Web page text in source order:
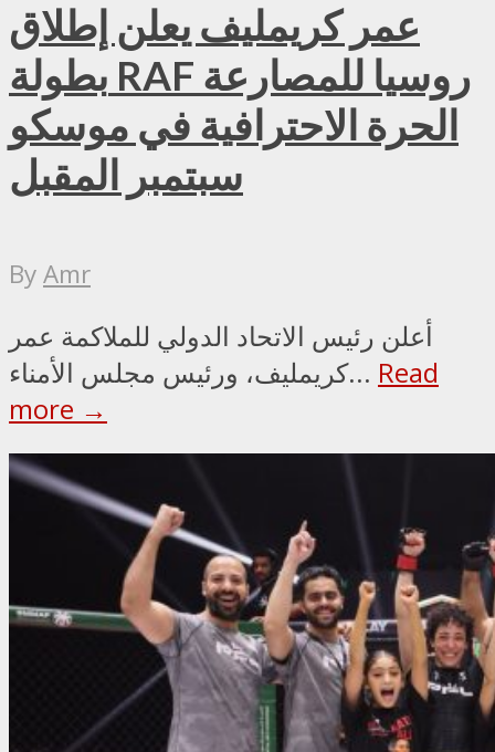
عمر كريمليف يعلن إطلاق
بطولة RAF روسيا للمصارعة
الحرة الاحترافية في موسكو
سبتمبر المقبل
ByAmr
أعلن رئيس الاتحاد الدولي للملاكمة عمر
كريمليف، ورئيس مجلس الأمناء... Read
more →